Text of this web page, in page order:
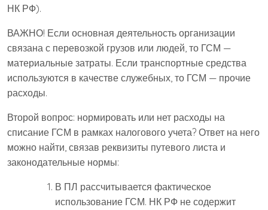
НК РФ).
ВАЖНО! Если основная деятельность организации
связана с перевозкой грузов или людей, то ГСМ —
материальные затраты. Если транспортные средства
используются в качестве служебных, то ГСМ — прочие
расходы.
Второй вопрос: нормировать или нет расходы на
списание ГСМ в рамках налогового учета? Ответ на него
можно найти, связав реквизиты путевого листа и
законодательные нормы:
В ПЛ рассчитывается фактическое
использование ГСМ. НК РФ не содержит